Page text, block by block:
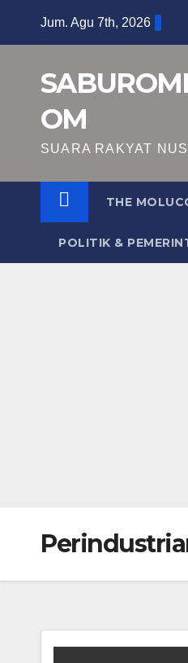
Jum. Agu 7th, 2026
OM
SUARA RAKYAT
THE
POLITIK &